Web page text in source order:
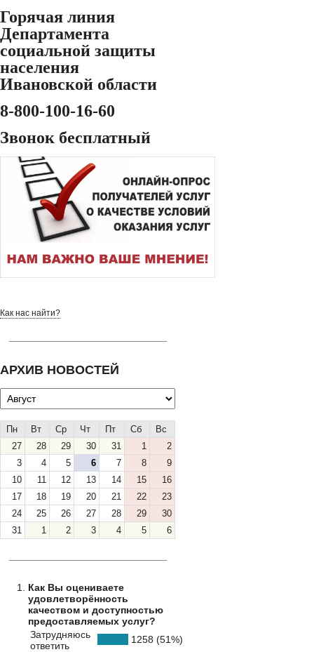
Горячая линия
Департамента
социальной защиты
населения
Ивановской области
8-800-100-16-60
Звонок бесплатный
Как нас найти?
АРХИВ НОВОСТЕЙ
Пн Вт Ср Чт Пт Сб
Вс
27
28 29 30 31 1
2
3
4 5 6 7 8
9
10
11 12 13 14 15
16
17
18 19 20 21 22
23
24
25 26 27 28 29
30
31
1 2 3 4 5 6
Как Вы оцениваете
удовлетворённость
качеством и доступностью
предоставляемых услуг?
Затрудняюсь
ответить
1258 (51%)